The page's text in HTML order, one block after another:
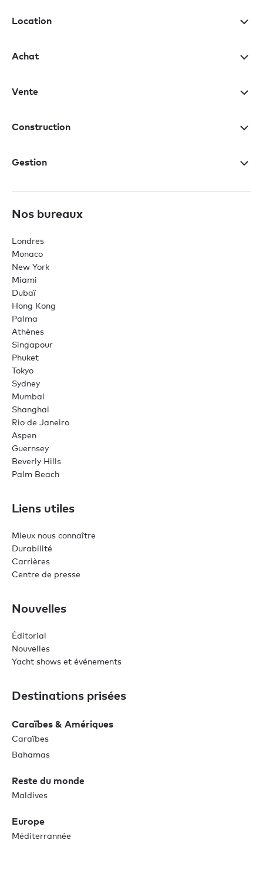
Location
Achat
Vente
Construction
Gestion
Nos bureaux
Londres
Monaco
New York
Miami
Dubaï
Hong Kong
Palma
Athènes
Singapour
Phuket
Tokyo
Sydney
Mumbai
Shanghai
Rio de Janeiro
Aspen
Guernsey
Beverly Hills
Palm Beach
Liens utiles
Mieux nous connaître
Durabilité
Carrières
Centre de presse
Nouvelles
Éditorial
Nouvelles
Yacht shows et événements
Destinations prisées
Caraïbes & Amériques
Caraïbes
Bahamas
Reste du monde
Maldives
Europe
Méditerrannée